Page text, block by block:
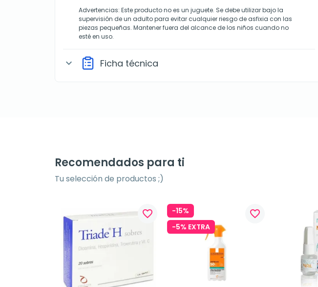
Advertencias: Este producto no es un juguete. Se debe utilizar bajo la
supervisión de un adulto para evitar cualquier riesgo de asfixia con las
piezas pequeñas. Mantener fuera del alcance de los niños cuando no
esté en uso.
expand_more Ficha técnica
Recomendados para ti
Tu selección de productos ;)
favorite_border
-15%
-5% EXTRA
favorite_border